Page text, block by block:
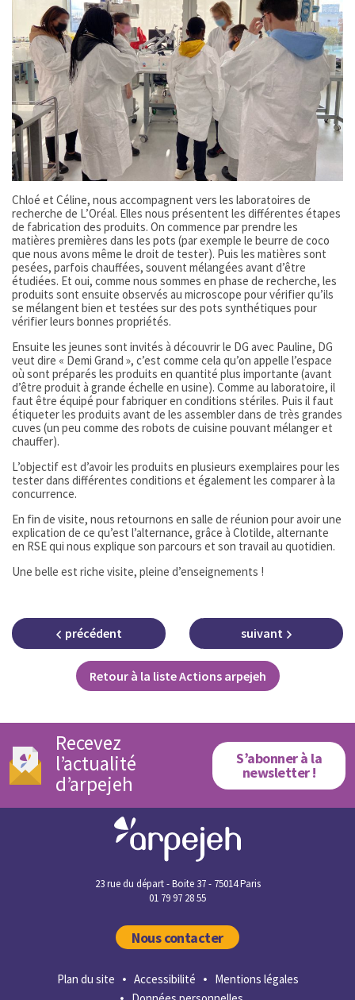
Chloé et Céline, nous accompagnent vers les laboratoires de
recherche de L’Oréal. Elles nous présentent les différentes étapes
de fabrication des produits. On commence par prendre les
matières premières dans les pots (par exemple le beurre de coco
que nous avons même le droit de tester). Puis les matières sont
pesées, parfois chauffées, souvent mélangées avant d’être
étudiées. Et oui, comme nous sommes en phase de recherche, les
produits sont ensuite observés au microscope pour vérifier qu’ils
se mélangent bien et testées sur des pots synthétiques pour
vérifier leurs bonnes propriétés.
Ensuite les jeunes sont invités à découvrir le DG avec Pauline, DG
veut dire « Demi Grand », c’est comme cela qu’on appelle l’espace
où sont préparés les produits en quantité plus importante (avant
d’être produit à grande échelle en usine). Comme au laboratoire, il
faut être équipé pour fabriquer en conditions stériles. Puis il faut
étiqueter les produits avant de les assembler dans de très grandes
cuves (un peu comme des robots de cuisine pouvant mélanger et
chauffer).
L’objectif est d’avoir les produits en plusieurs exemplaires pour les
tester dans différentes conditions et également les comparer à la
concurrence.
En fin de visite, nous retournons en salle de réunion pour avoir une
explication de ce qu’est l’alternance, grâce à Clotilde, alternante
en RSE qui nous explique son parcours et son travail au quotidien.
Une belle est riche visite, pleine d’enseignements !
précédent
Retour à la liste Actions arpejeh
suivant
Recevez
l’actualité
d’arpejeh
S’abonner à la
newsletter !
23 rue du départ - Boite 37 - 75014 Paris
01 79 97 28 55
Nous contacter
Plan du site Accessibilité
Mentions légales